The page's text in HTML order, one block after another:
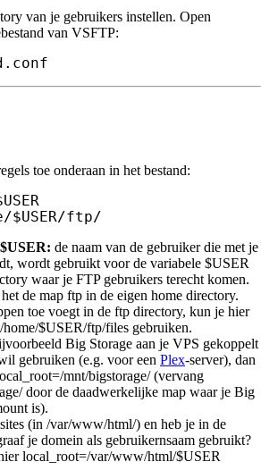
van je gebruikers instellen. Open
van VSFTP:
toe onderaan in het bestand:
$USER/ftp/
de naam van de gebruiker die met je
wordt gebruikt voor de variabele $USER
waar je FTP gebruikers terecht komen.
de map ftp in de eigen home directory.
toe voegt in de ftp directory, kun je hier
home/$USER/ftp/files gebruiken.
Big Storage aan je VPS gekoppelt
gebruiken (e.g. voor een Plex-server), dan
mnt/bigstorage/ (vervang
door de daadwerkelijke map waar je Big
is).
(in /var/www/html/) en heb je in de
je domein als gebruikernsaam gebruikt?
local_root=/var/www/html/$USER